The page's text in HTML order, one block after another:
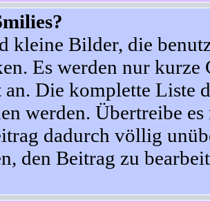
kleine Bilder, die
Es werden nur
Die komplette Liste
werden. Übertreibe
dadurch völlig
den Beitrag zu